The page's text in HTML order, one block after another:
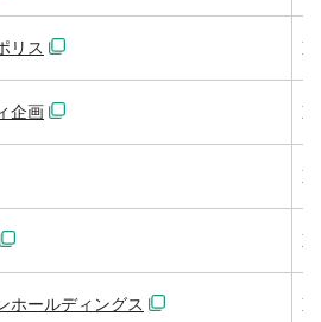
リス
企画
ホールディングス